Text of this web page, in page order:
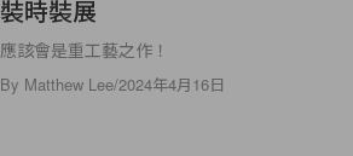
應該會是重工藝之作！
ByMatthew Lee/2024年4月16日